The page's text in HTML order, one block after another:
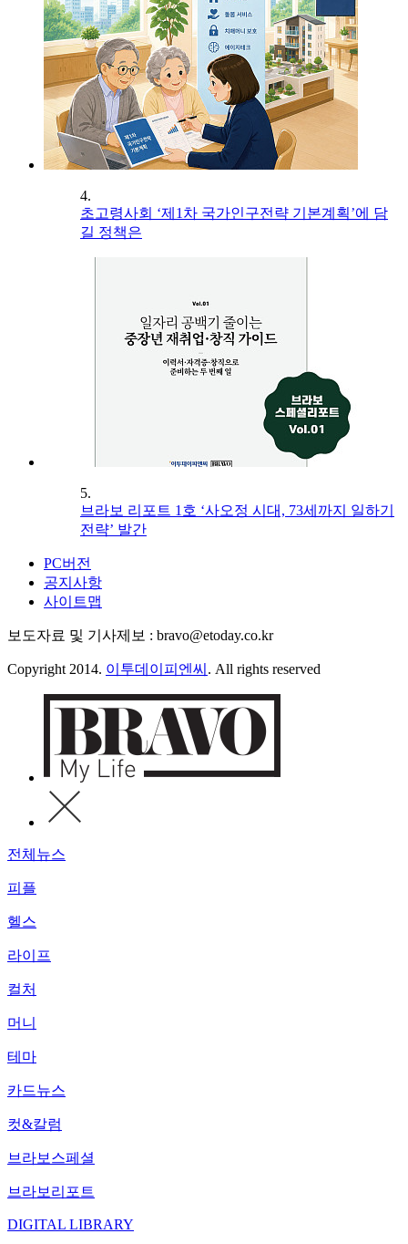
4.
초고령사회 ‘제1차 국가인구전략 기본계획’에 담
길 정책은
5.
브라보 리포트 1호 ‘사오정 시대, 73세까지 일하기
전략’ 발간
PC버전
공지사항
사이트맵
보도자료 및 기사제보 : bravo@etoday.co.kr
Copyright 2014. 이투데이피엔씨 . All rights reserved
전체뉴스
피플
헬스
라이프
컬처
머니
테마
카드뉴스
컷&칼럼
브라보스페셜
브라보리포트
DIGITAL LIBRARY